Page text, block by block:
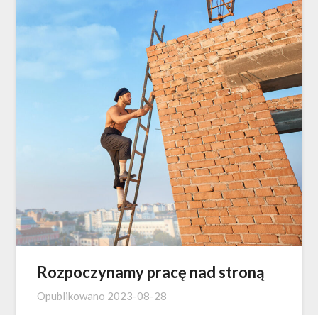
Rozpoczynamy pracę nad stroną
Opublikowano 2023-08-28